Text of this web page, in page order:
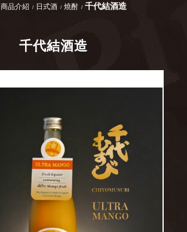
商品介紹 日式酒 燒酎 千代結酒造
千代結酒造